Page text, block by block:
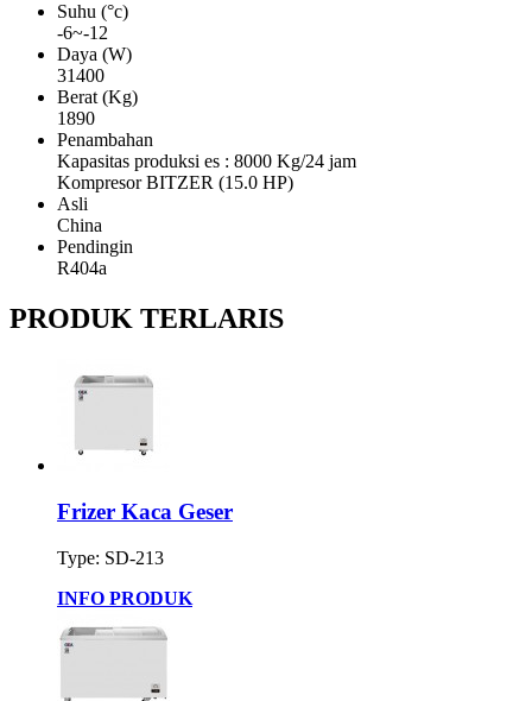
Suhu (°c)
-6~-12
Daya (W)
31400
Berat (Kg)
1890
Penambahan
Kapasitas produksi es : 8000 Kg/24 jam
Kompresor BITZER (15.0 HP)
Asli
China
Pendingin
R404a
PRODUK TERLARIS
Frizer Kaca Geser
Type: SD-213
INFO PRODUK